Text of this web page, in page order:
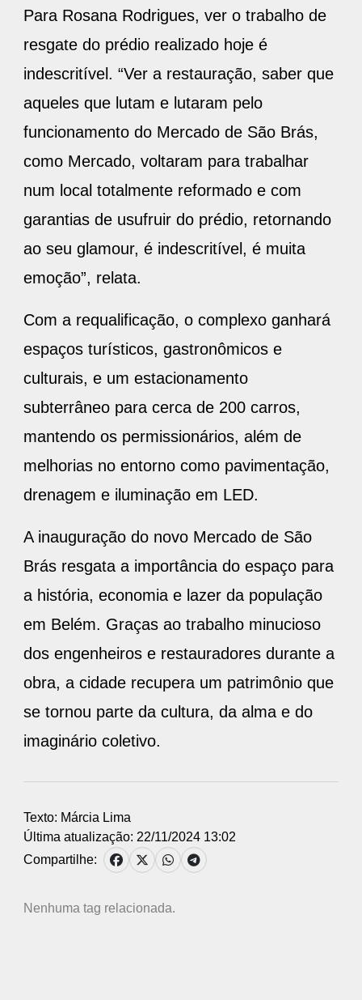
Para Rosana Rodrigues, ver o trabalho de
resgate do prédio realizado hoje é
indescritível. “Ver a restauração, saber que
aqueles que lutam e lutaram pelo
funcionamento do Mercado de São Brás,
como Mercado, voltaram para trabalhar
num local totalmente reformado e com
garantias de usufruir do prédio, retornando
ao seu glamour, é indescritível, é muita
emoção”, relata.
Com a requalificação, o complexo ganhará
espaços turísticos, gastronômicos e
culturais, e um estacionamento
subterrâneo para cerca de 200 carros,
mantendo os permissionários, além de
melhorias no entorno como pavimentação,
drenagem e iluminação em LED.
A inauguração do novo Mercado de São
Brás resgata a importância do espaço para
a história, economia e lazer da população
em Belém. Graças ao trabalho minucioso
dos engenheiros e restauradores durante a
obra, a cidade recupera um patrimônio que
se tornou parte da cultura, da alma e do
imaginário coletivo.
Texto: Márcia Lima
Última atualização: 22/11/2024 13:02
Compartilhe:
Nenhuma tag relacionada.